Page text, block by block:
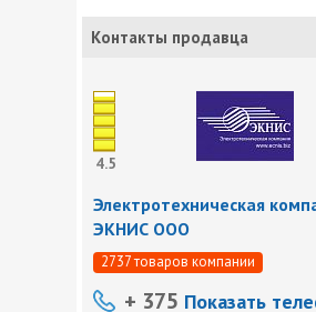
Контакты продавца
4.5
Электротехническая
ЭКНИС ООО
2737 товаров компании
+ 375 Показать